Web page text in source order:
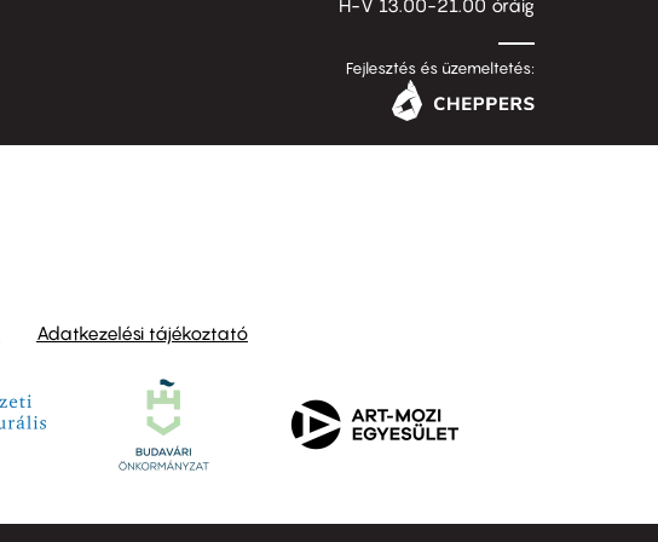
H-V 13.00-21.00 óráig
Fejlesztés és üzemeltetés:
Adatkezelési tájékoztató